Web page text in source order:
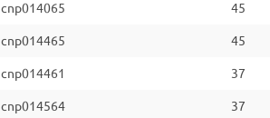
cnp014065 45
cnp014465 45
cnp014461 37
cnp014564 37